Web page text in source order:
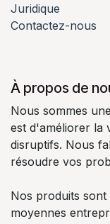
Juridique
Contactez-nous
À propos de
Nous sommes
est d'améliorer la
disruptifs. Nous
résoudre vos
Nos produits
moyennes